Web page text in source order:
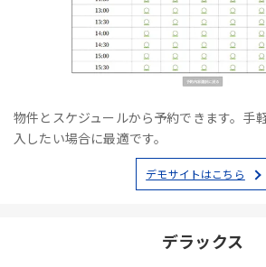
物件とスケジュールから予約できます。手
入したい場合に最適です。
デモサイトはこちら
デラックス